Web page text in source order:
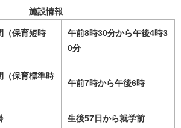
施設情報
（保育短時
午前8時30分から午後4時3
0分
（保育標準時
午前7時から午後6時
生後57日から就学前